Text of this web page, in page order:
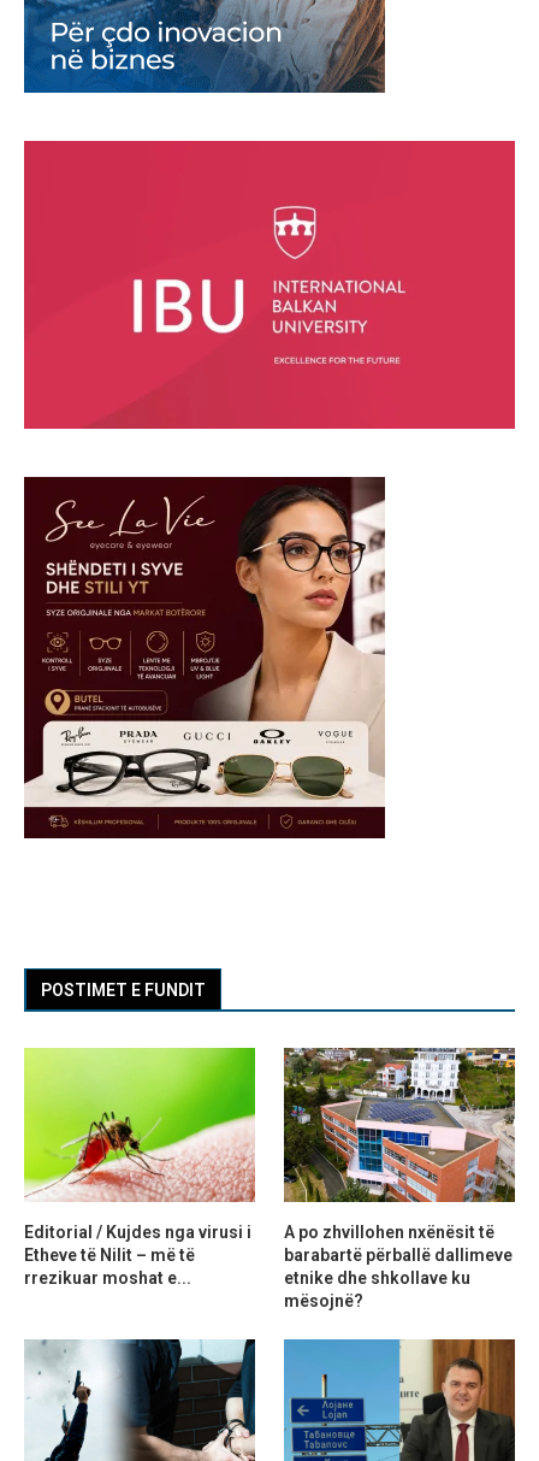
POSTIMET E FUNDIT
Editorial / Kujdes nga virusi i
Etheve të Nilit – më të
rrezikuar moshat e...
A po zhvillohen nxënësit të
barabartë përballë dallimeve
etnike dhe shkollave ku
mësojnë?